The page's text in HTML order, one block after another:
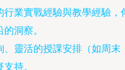
行業實戰經驗與教學經驗，
洞察。
、靈活的授課安排（如周末
持。